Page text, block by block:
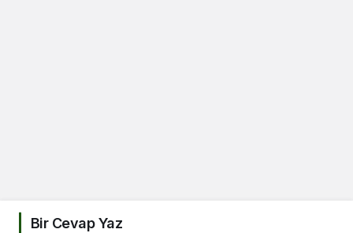
Bir Cevap Yaz